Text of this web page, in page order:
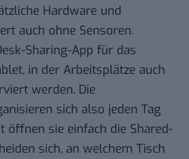
Hardware und
auch ohne Sensoren.
Sharing-App für das
in der Arbeitsplätze auch
werden. Die
sich also jeden Tag
öffnen sie einfach die Shared-
sich, an welchem Tisch